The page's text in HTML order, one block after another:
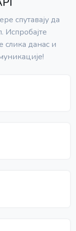
спутавају да
Испробајте
данас и